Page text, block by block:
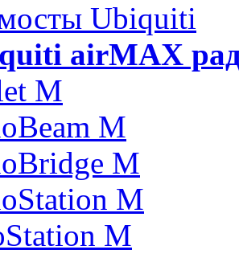
Ubiquiti
airMAX
M
M
M
M
M